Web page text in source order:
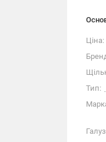
Ціна:
Тип: